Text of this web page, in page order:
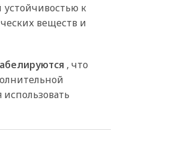
устойчивостью к
веществ и
, что